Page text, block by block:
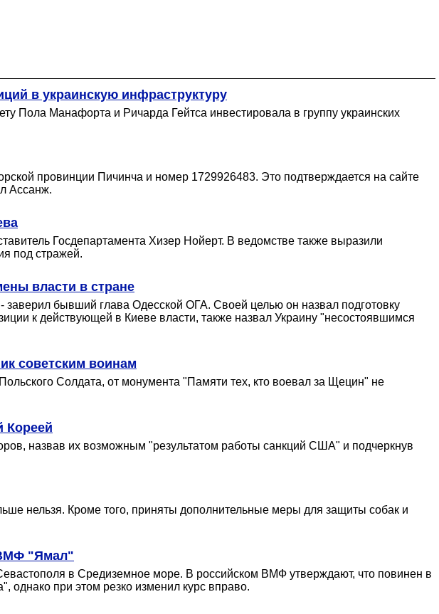
в украинскую инфраструктуру
Пола Манафорта и Ричарда Гейтса инвестировала в группу украинских
провинции Пичинча и номер 1729926483. Это подтверждается на сайте
Ассанж.
Госдепартамента Хизер Нойерт. В ведомстве также выразили
под стражей.
власти в стране
заверил бывший глава Одесской ОГА. Своей целью он назвал подготовку
к действующей в Киеве власти, также назвал Украину "несостоявшимся
советским воинам
Солдата, от монумента "Памяти тех, кто воевал за Щецин" не
Кореей
назвав их возможным "результатом работы санкций США" и подчеркнув
нельзя. Кроме того, приняты дополнительные меры для защиты собак и
ВМФ "Ямал"
в Средиземное море. В российском ВМФ утверждают, что повинен в
однако при этом резко изменил курс вправо.